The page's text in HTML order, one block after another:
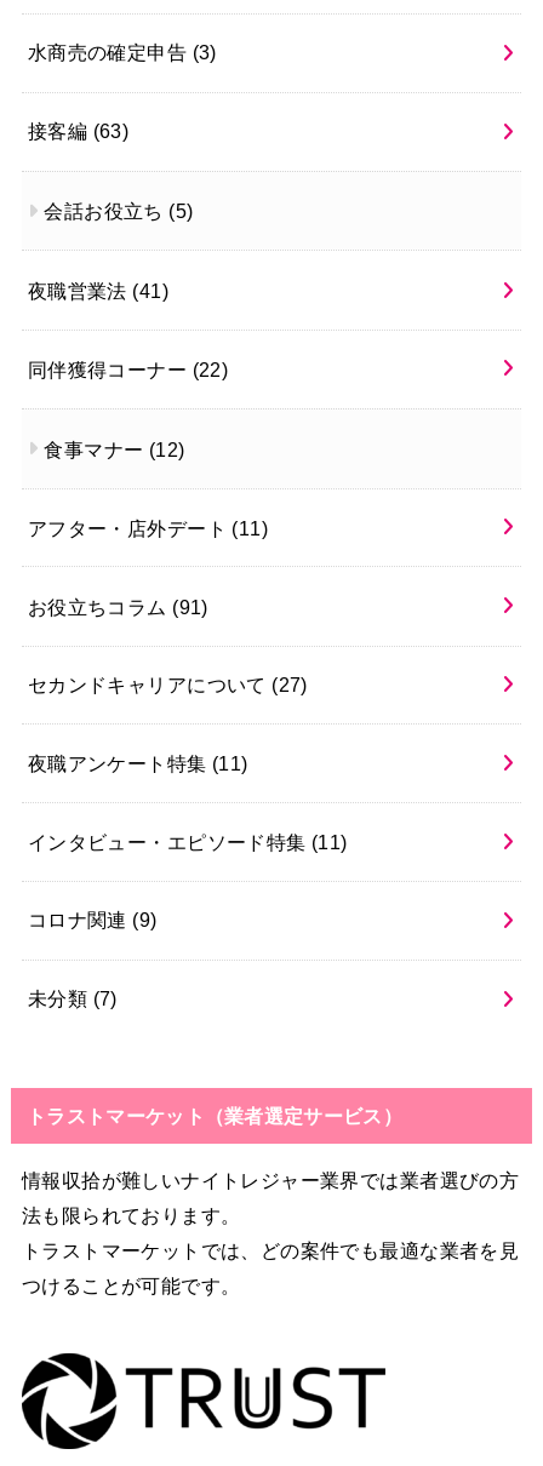
水商売の確定申告 (3)
接客編 (63)
会話お役立ち (5)
夜職営業法 (41)
同伴獲得コーナー (22)
食事マナー (12)
アフター・店外デート (11)
お役立ちコラム (91)
セカンドキャリアについて (27)
夜職アンケート特集 (11)
インタビュー・エピソード特集 (11)
コロナ関連 (9)
未分類 (7)
トラストマーケット（業者選定サービス）
情報収拾が難しいナイトレジャー業界では業者選びの方
法も限られております。
トラストマーケットでは、どの案件でも最適な業者を見
つけることが可能です。